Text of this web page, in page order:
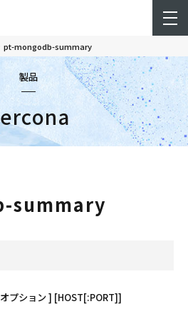
pt-mongodb-summary
製品
summary
ション ] [HOST[:PORT]]